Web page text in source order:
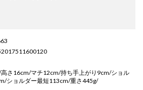
高さ16cm/マチ12cm/持ち手上がり9cm/ショル
ショルダー最短113cm/重さ445g/